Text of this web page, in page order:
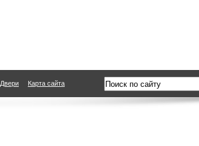
Двери Карта сайта